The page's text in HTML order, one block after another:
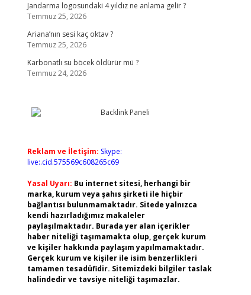
Jandarma logosundaki 4 yıldız ne anlama gelir ?
Temmuz 25, 2026
Ariana’nın sesi kaç oktav ?
Temmuz 25, 2026
Karbonatlı su böcek öldürür mü ?
Temmuz 24, 2026
Reklam ve İletişim: Skype:
live:.cid.575569c608265c69
Yasal Uyarı: Bu internet sitesi, herhangi bir
marka, kurum veya şahıs şirketi ile hiçbir
bağlantısı bulunmamaktadır. Sitede yalnızca
kendi hazırladığımız makaleler
paylaşılmaktadır. Burada yer alan içerikler
haber niteliği taşımamakta olup, gerçek kurum
ve kişiler hakkında paylaşım yapılmamaktadır.
Gerçek kurum ve kişiler ile isim benzerlikleri
tamamen tesadüfidir. Sitemizdeki bilgiler taslak
halindedir ve tavsiye niteliği taşımazlar.